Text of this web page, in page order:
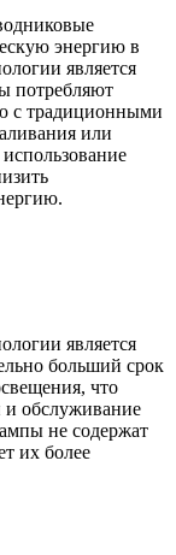
энергию в
является
потребляют
с традиционными
или
является
больший срок
что
и обслуживание
не содержат
их более